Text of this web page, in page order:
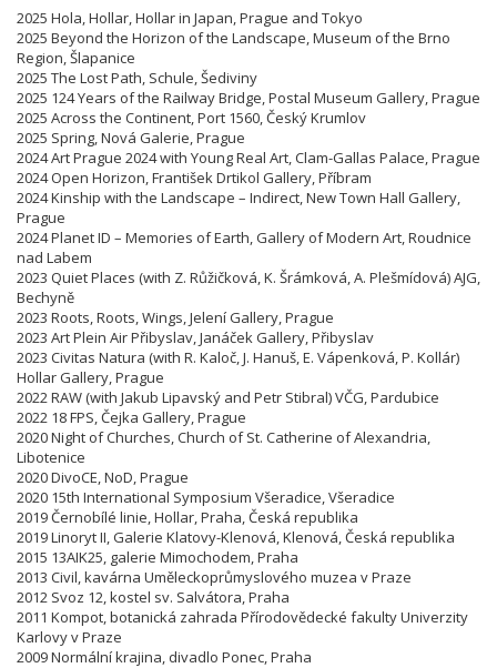
2025 Hola, Hollar, Hollar in Japan, Prague and Tokyo
2025 Beyond the Horizon of the Landscape, Museum of the Brno
Region, Šlapanice
2025 The Lost Path, Schule, Šediviny
2025 124 Years of the Railway Bridge, Postal Museum Gallery, Prague
2025 Across the Continent, Port 1560, Český Krumlov
2025 Spring, Nová Galerie, Prague
2024 Art Prague 2024 with Young Real Art, Clam-Gallas Palace, Prague
2024 Open Horizon, František Drtikol Gallery, Příbram
2024 Kinship with the Landscape – Indirect, New Town Hall Gallery,
Prague
2024 Planet ID – Memories of Earth, Gallery of Modern Art, Roudnice
nad Labem
2023 Quiet Places (with Z. Růžičková, K. Šrámková, A. Plešmídová) AJG,
Bechyně
2023 Roots, Roots, Wings, Jelení Gallery, Prague
2023 Art Plein Air Přibyslav, Janáček Gallery, Přibyslav
2023 Civitas Natura (with R. Kaloč, J. Hanuš, E. Vápenková, P. Kollár)
Hollar Gallery, Prague
2022 RAW (with Jakub Lipavský and Petr Stibral) VČG, Pardubice
2022 18 FPS, Čejka Gallery, Prague
2020 Night of Churches, Church of St. Catherine of Alexandria,
Libotenice
2020 DivoCE, NoD, Prague
2020 15th International Symposium Všeradice, Všeradice
2019 Černobílé linie, Hollar, Praha, Česká republika
2019 Linoryt II, Galerie Klatovy-Klenová, Klenová, Česká republika
2015 13AIK25, galerie Mimochodem, Praha
2013 Civil, kavárna Uměleckoprůmyslového muzea v Praze
2012 Svoz 12, kostel sv. Salvátora, Praha
2011 Kompot, botanická zahrada Přírodovědecké fakulty Univerzity
Karlovy v Praze
2009 Normální krajina, divadlo Ponec, Praha